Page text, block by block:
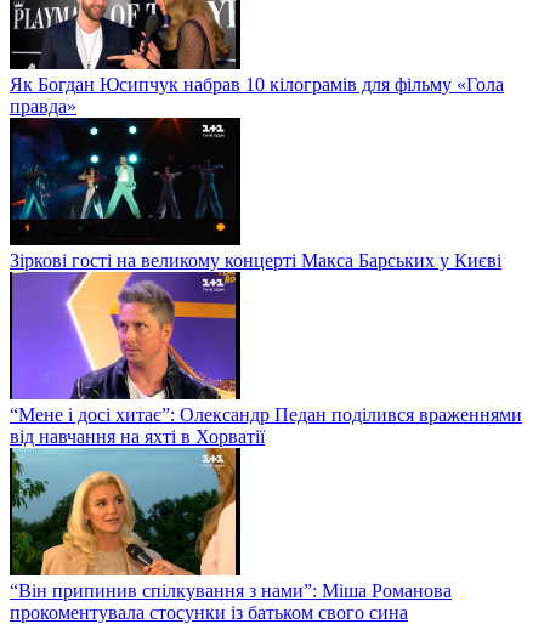
Як Богдан Юсипчук набрав 10 кілограмів для фільму «Гола
правда»
Зіркові гості на великому концерті Макса Барських у Києві
“Мене і досі хитає”: Олександр Педан поділився враженнями
від навчання на яхті в Хорватії
“Він припинив спілкування з нами”: Міша Романова
прокоментувала стосунки із батьком свого сина